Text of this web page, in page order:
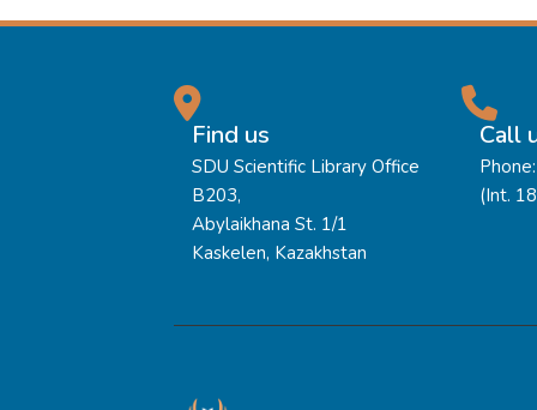
Find us
SDU Scientific Library Office
B203,
Abylaikhana St. 1/1
Kaskelen, Kazakhstan
Call
(Int.